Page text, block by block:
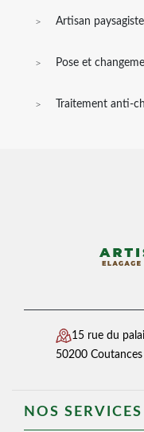
Artisan
Pose et
Traitement anti-
15 rue du
50200 Coutances
NOS SERVICES